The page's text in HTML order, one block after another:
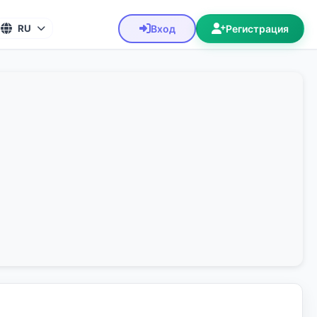
RU Вход Регистрация